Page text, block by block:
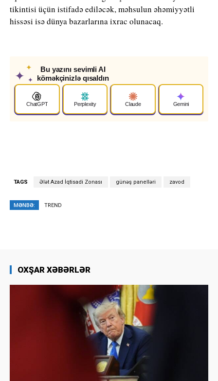
tikintisi üçün istifadə ediləcək, məhsulun əhəmiyyətli
hissəsi isə dünya bazarlarına ixrac olunacaq.
✦
✦
✦
Bu yazını sevimli AI
köməkçinizlə qısaldın
ChatGPT Perplexity Claude Gemini
TAGS Ələt Azad İqtisadi Zonası günəş panelləri zavod
MƏNBƏ: TREND
OXŞAR XƏBƏRLƏR